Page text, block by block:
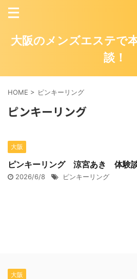
大阪のメンズエステで
談！
HOME > ピンキーリング
ピンキーリング
大阪
ピンキーリング 涼宮あき 体験
2026/6/8 ピンキーリング
大阪